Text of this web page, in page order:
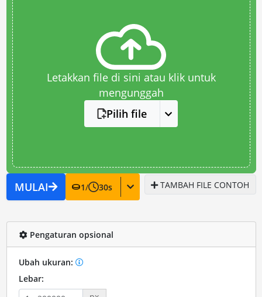
Letakkan file di sini atau klik untuk
mengunggah
Pilih file
MULAI 1/ 30s TAMBAH FILE CONTOH
Pengaturan opsional
Ubah ukuran:
Lebar: